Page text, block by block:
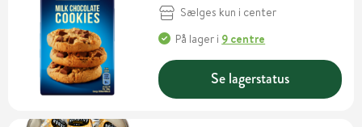
Sælges kun i center
På lager i 9 centre
Se lagerstatus